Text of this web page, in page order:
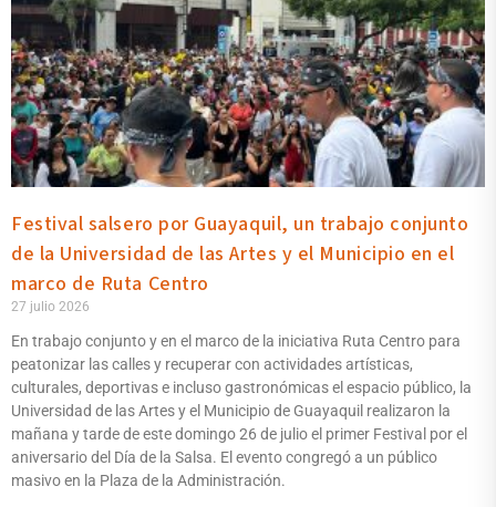
Festival salsero por Guayaquil, un trabajo conjunto
de la Universidad de las Artes y el Municipio en el
marco de Ruta Centro
27 julio 2026
En trabajo conjunto y en el marco de la iniciativa Ruta Centro para
peatonizar las calles y recuperar con actividades artísticas,
culturales, deportivas e incluso gastronómicas el espacio público, la
Universidad de las Artes y el Municipio de Guayaquil realizaron la
mañana y tarde de este domingo 26 de julio el primer Festival por el
aniversario del Día de la Salsa. El evento congregó a un público
masivo en la Plaza de la Administración.